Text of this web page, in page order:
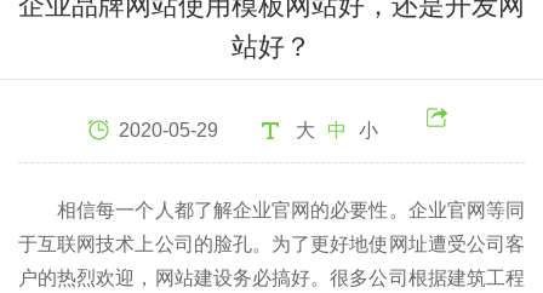
站好？
2020-05-29 大 中 小
相信每一个人都了解企业官网的必要性。企业官网等同
于互联网技术上公司的脸孔。为了更好地使网址遭受公司客
户的热烈欢迎，网站建设务必搞好。很多公司根据建筑工程